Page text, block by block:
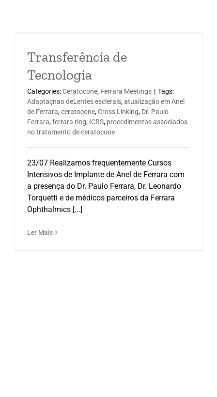
Transferência de
Tecnologia
Categories:Ceratocone, Ferrara Meetings | Tags:
Adaptaçnao deLentes esclerais,atualização em Anel
de Ferrara,ceratocone,Cross Linking, Dr. Paulo
Ferrara,ferrara ring, ICRS, procedimentos associados
no tratamento de ceratocone
23/07 Realizamos frequentemente Cursos
Intensivos de Implante de Anel de Ferrara com
a presença do Dr. Paulo Ferrara, Dr. Leonardo
Torquetti e de médicos parceiros da Ferrara
Ophthalmics [...]
Ler Mais